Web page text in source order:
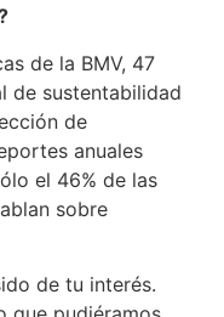
de la BMV, 47
de sustentabilidad
de
anuales
el 46% de las
sobre
de tu interés.